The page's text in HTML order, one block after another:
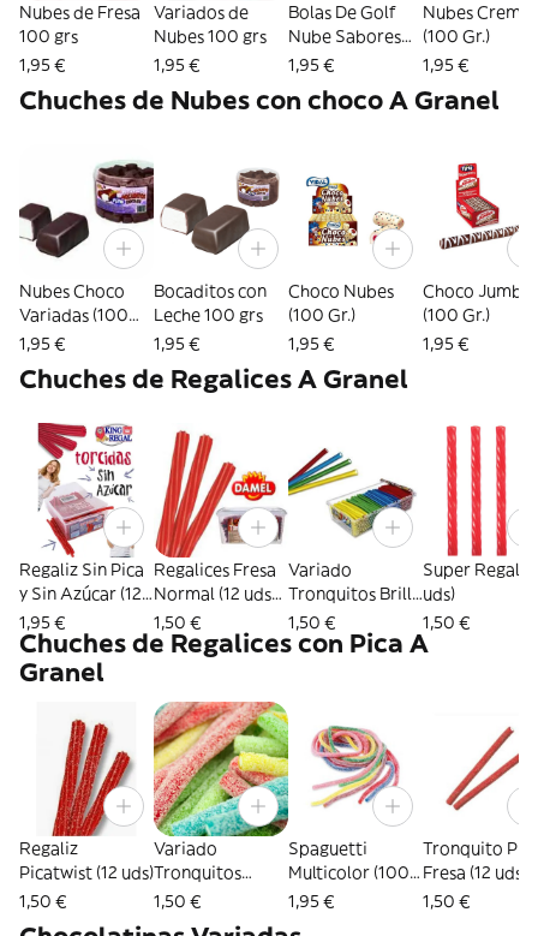
Nubes de Fresa
100 grs
1,95 €
Variados de
Nubes 100 grs
1,95 €
Bolas De Golf
Nube Sabores
Variado (100 Gr.)
1,95 €
Nubes
(100 Gr.)
1,95 €
Chuches de Nubes con choco A Granel
Nubes Choco
Variadas (100
Gr.)
1,95 €
Bocaditos con
Leche 100 grs
1,95 €
Choco Nubes
(100 Gr.)
1,95 €
Choco Jumbo
(100 Gr.)
1,95 €
Chuches de Regalices A Granel
Regaliz Sin Pica
y Sin Azúcar (12
uds)
1,95 €
Regalices Fresa
Normal (12 uds
aprox)
1,50 €
Variado
Tronquitos Brillo
(12 uds)
1,50 €
Super Regaliz
uds)
1,50 €
Chuches de Regalices con Pica A
Granel
Regaliz
Picatwist (12 uds)
1,50 €
Variado
Tronquitos
Azúcar (12 uds)
1,50 €
Spaguetti
Multicolor (100
grs)
1,95 €
Tronquito
Fresa (12 uds.)
1,50 €